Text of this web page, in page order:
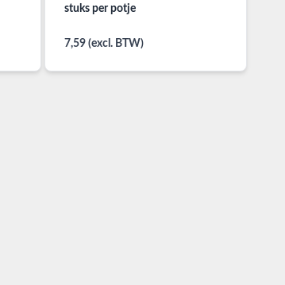
stuks per potje
7,59 (excl. BTW)